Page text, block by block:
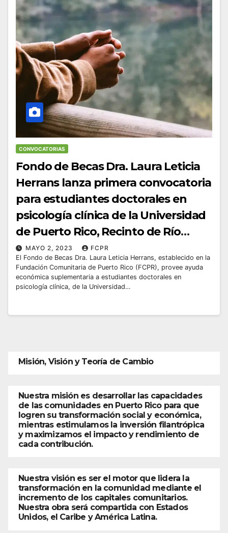
CONVOCATORIAS
Fondo de Becas Dra. Laura Leticia
Herrans lanza primera convocatoria
para estudiantes doctorales en
psicología clínica de la Universidad
de Puerto Rico, Recinto de Río
Piedras
MAYO 2, 2023
FCPR
El Fondo de Becas Dra. Laura Leticia Herrans, establecido en la
Fundación Comunitaria de Puerto Rico (FCPR), provee ayuda
económica suplementaria a estudiantes doctorales en
psicología clínica, de la Universidad…
Misión, Visión y Teoría de Cambio
Nuestra misión es desarrollar las capacidades
de las comunidades en Puerto Rico para que
logren su transformación social y económica,
mientras estimulamos la inversión filantrópica
y maximizamos el impacto y rendimiento de
cada contribución.
Nuestra visión es ser el motor que lidera la
transformación en la comunidad mediante el
incremento de los capitales comunitarios.
Nuestra obra será compartida con Estados
Unidos, el Caribe y América Latina.